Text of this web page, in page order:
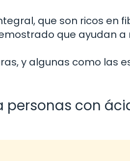
que son ricos en
que ayudan a
y algunas como las
personas con